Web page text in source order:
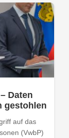
Daten
gestohlen
auf das
(VwbP)